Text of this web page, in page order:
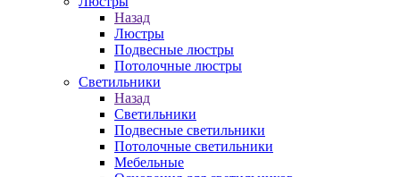
Назад
Люстры
Подвесные люстры
Потолочные люстры
Светильники
Назад
Светильники
Подвесные светильники
Потолочные светильники
Мебельные